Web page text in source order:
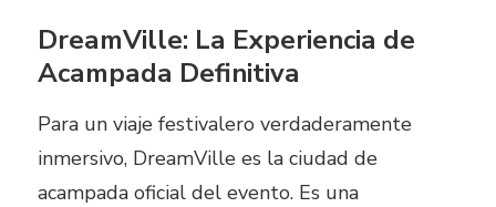
DreamVille: La Experiencia de
Acampada Definitiva
Para un viaje festivalero verdaderamente
inmersivo, DreamVille es la ciudad de
acampada oficial del evento. Es una